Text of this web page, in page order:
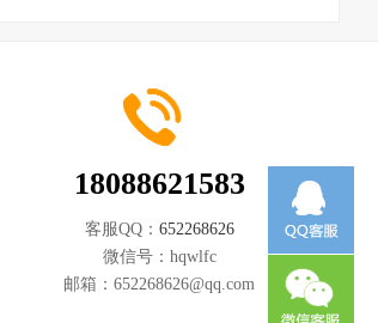
18088621583
客服QQ： 652268626
微信号： hqwlfc
邮箱： 652268626@qq.com